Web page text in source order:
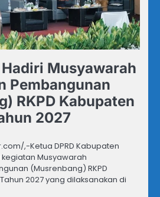
Hadiri Musyawarah
Pembangunan
RKPD Kabupaten
2027
,-Ketua DPRD Kabupaten
Musyawarah
(Musrenbang) RKPD
2027 yang dilaksanakan di